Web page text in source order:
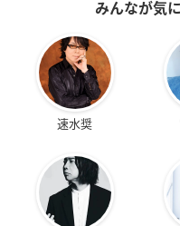
みんなが気
速水奨